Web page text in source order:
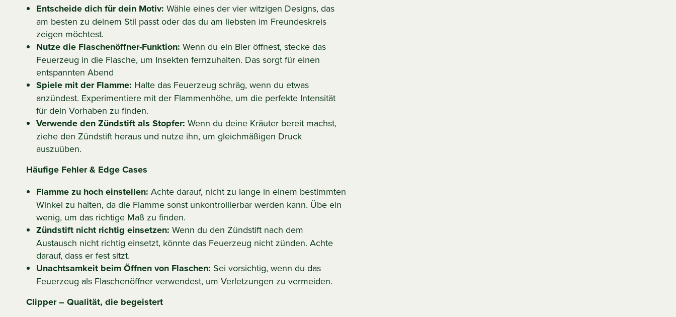
Entscheide dich für dein Motiv: Wähle eines der vier witzigen Designs, das
am besten zu deinem Stil passt oder das du am liebsten im Freundeskreis
zeigen möchtest.
Nutze die Flaschenöffner-Funktion: Wenn du ein Bier öffnest, stecke das
Feuerzeug in die Flasche, um Insekten fernzuhalten. Das sorgt für einen
entspannten Abend
Spiele mit der Flamme: Halte das Feuerzeug schräg, wenn du etwas
anzündest. Experimentiere mit der Flammenhöhe, um die perfekte Intensität
für dein Vorhaben zu finden.
Verwende den Zündstift als Stopfer: Wenn du deine Kräuter bereit machst,
ziehe den Zündstift heraus und nutze ihn, um gleichmäßigen Druck
auszuüben.
Häufige Fehler & Edge Cases
Flamme zu hoch einstellen: Achte darauf, nicht zu lange in einem bestimmten
Winkel zu halten, da die Flamme sonst unkontrollierbar werden kann. Übe ein
wenig, um das richtige Maß zu finden.
Zündstift nicht richtig einsetzen: Wenn du den Zündstift nach dem
Austausch nicht richtig einsetzt, könnte das Feuerzeug nicht zünden. Achte
darauf, dass er fest sitzt.
Unachtsamkeit beim Öffnen von Flaschen: Sei vorsichtig, wenn du das
Feuerzeug als Flaschenöffner verwendest, um Verletzungen zu vermeiden.
Clipper – Qualität, die begeistert